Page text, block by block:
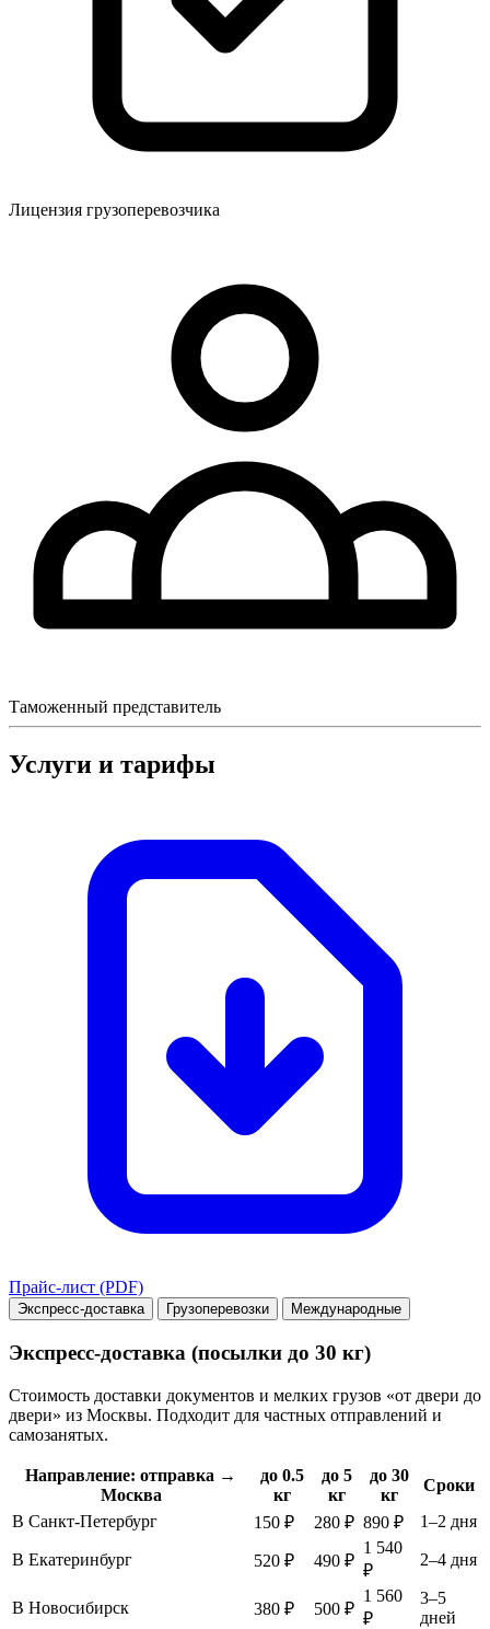
Лицензия грузоперевозчика
Таможенный представитель
Услуги и тарифы
Прайс-лист (PDF)
Экспресс-доставка Грузоперевозки Международные
Экспресс-доставка (посылки до 30 кг)
Стоимость доставки документов и мелких грузов «от двери до
двери» из Москвы. Подходит для частных отправлений и
самозанятых.
Направление: отправка →
Москва
до 0.5
кг
до 5
кг
до 30
кг
Сроки
В Санкт-Петербург
150 ₽ 280 ₽ 890 ₽ 1–2 дня
В Екатеринбург 520 ₽ 490 ₽
1 540
₽
2–4 дня
В Новосибирск 380 ₽ 500 ₽
1 560
₽
3–5
дней